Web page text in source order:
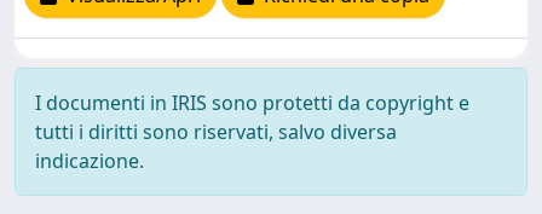
I documenti in IRIS sono protetti da copyright e
tutti i diritti sono riservati, salvo diversa
indicazione.